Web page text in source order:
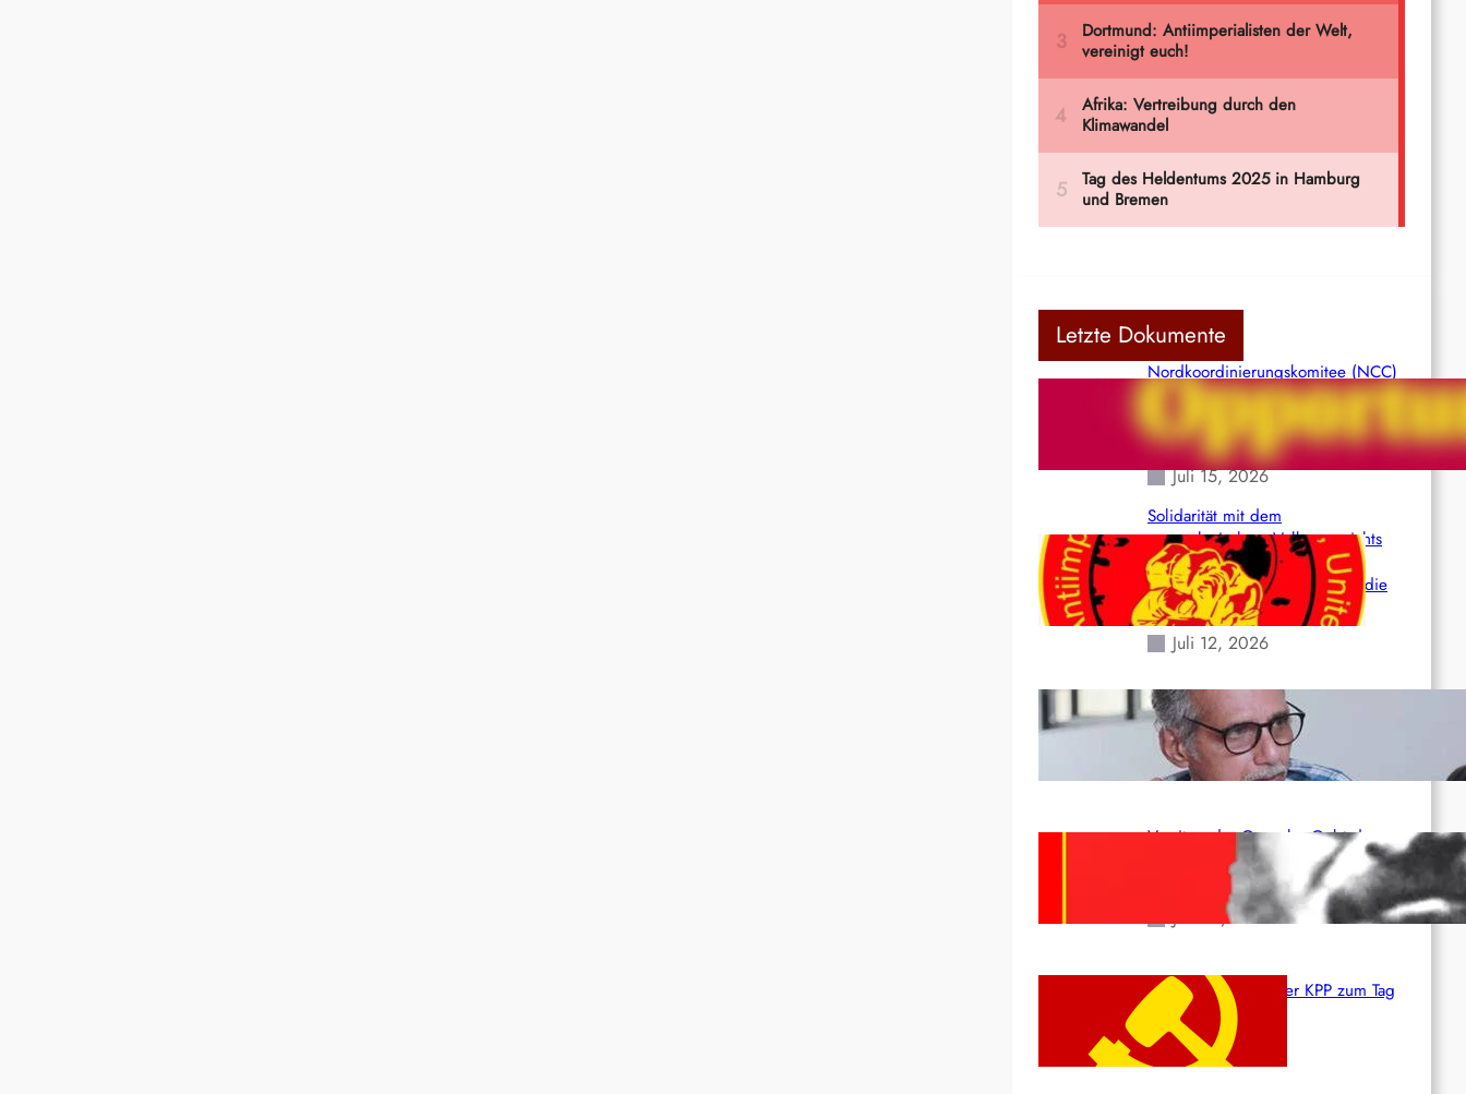
Letzte Dokumente
Nordkoordinierungskomitee (NCC)
der Kommunistischen Partei Indiens
(Maoistisch): Postmoderner
Opportunismus
Juli 15, 2026
Solidarität mit dem
venezolanischem Volk angesichts
der verlorenen Leben und der
katastrophalen Situation durch die
Erdbeben des 24. Juni!
Juli 12, 2026
Indien: „Die Politik der
Kapitulation“ von K. Murali (Ajith)
Juli 1, 2026
Vorsitzender Gonzalo: Gebt das
Leben für die Partei und die
Juni 19, 2026
Beschluss des ZK der KPP zum Tag
des Heldentums
Juni 19, 2026